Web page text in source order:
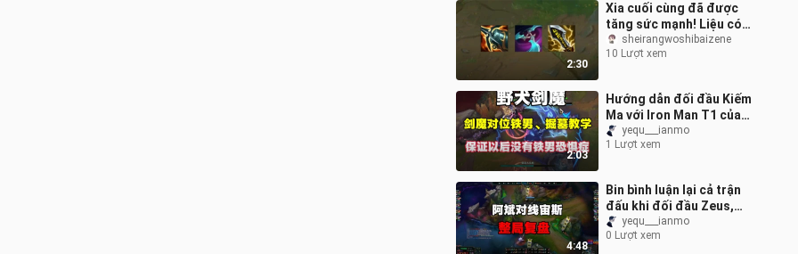
2:30
Xia cuối cùng đã được
tăng sức mạnh! Liệu có
thể trở lại T1 không?
Đánh xếp hạng có đáng
sheirangwoshibaizene
10 Lượt xem
2:03
Hướng dẫn đối đầu Kiếm
Ma với Iron Man T1 của
phiên bản hiện tại, đảm
bảo sau khi xem xong bạn
yequ___ianmo
1 Lượt xem
4:48
Bin bình luận lại cả trận
đấu khi đối đầu Zeus,
đúng như lời khán giả
nhận xét: xem xong trận
yequ___ianmo
0 Lượt xem